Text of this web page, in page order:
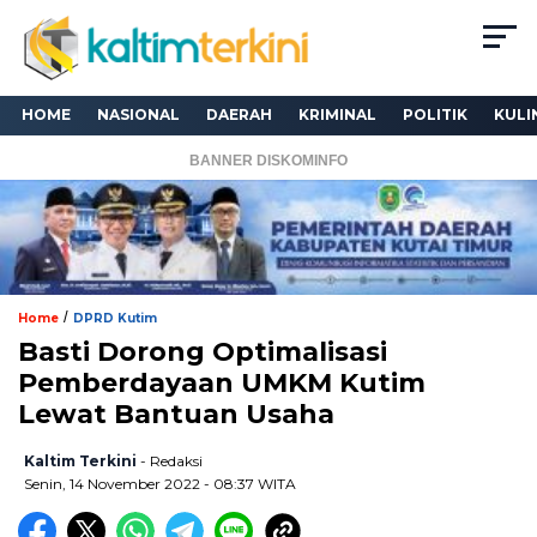
HOME NASIONAL DAERAH KRIMINAL POLITIK
BANNER DISKOMINFO
Home / DPRD Kutim
Basti Dorong Optimalisasi
Pemberdayaan UMKM Kutim
Lewat Bantuan Usaha
Kaltim Terkini - Redaksi
Senin, 14 November 2022 - 08:37 WITA